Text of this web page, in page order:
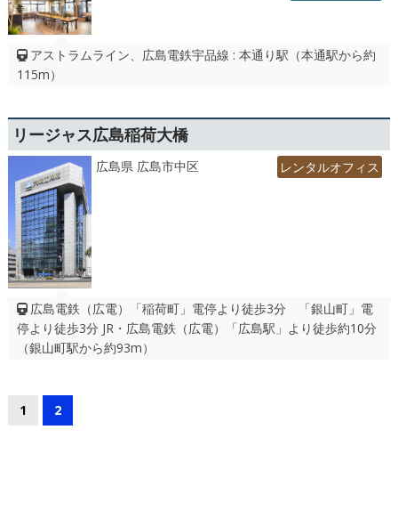
アストラムライン、広島電鉄宇品線 : 本通り駅（本通駅から約
115m）
リージャス広島稲荷大橋
広島県 広島市中区 レンタルオフィス
広島電鉄（広電）「稲荷町」電停より徒歩3分 「銀山町」電
停より徒歩3分 JR・広島電鉄（広電）「広島駅」より徒歩約10分
（銀山町駅から約93m）
1 2